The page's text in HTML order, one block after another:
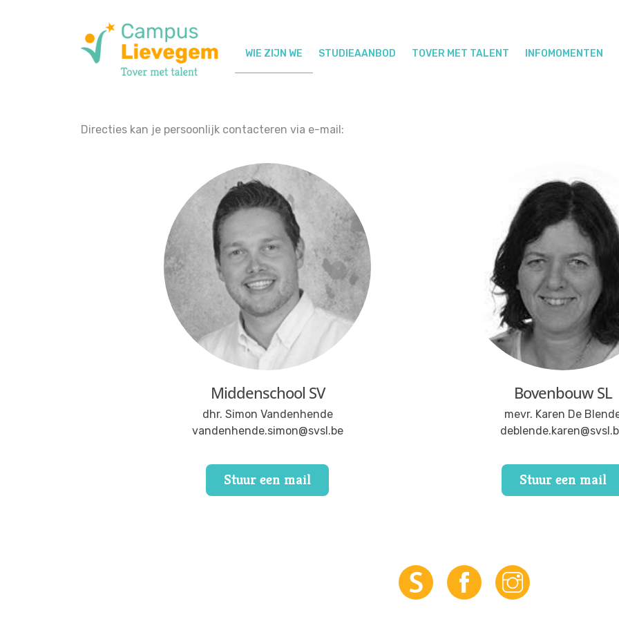
WIE ZIJN WE STUDIEAANBOD TOVER MET TALENT INFOMOMENTEN
Directie
Directies kan je persoonlijk contacteren via e-mail:
Middenschool SV
dhr. Simon Vandenhende
vandenhende.simon@svsl.be
Stuur een mail
Bovenbouw SL
mevr. Karen De
Stuur een mail